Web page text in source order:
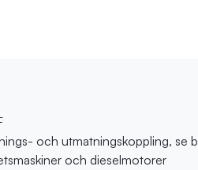
och utmatningskoppling, se
och dieselmotorer